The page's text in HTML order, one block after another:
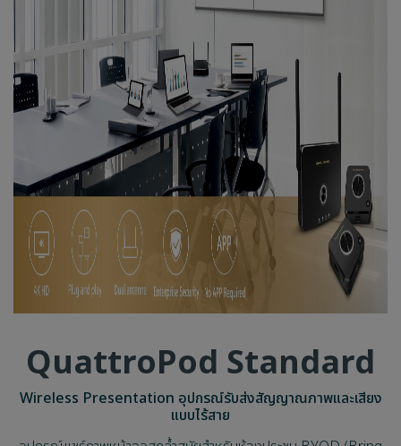
QuattroPod Standard
Wireless Presentation อุปกรณ์รับส่งสัญญาณภาพและเสียง
แบบไร้สาย